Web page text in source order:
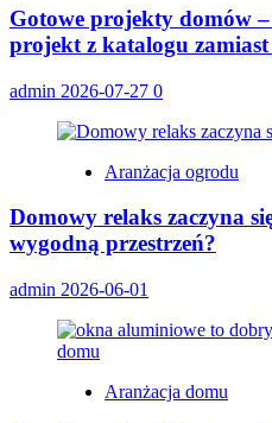
Gotowe projekty domów
projekt z katalogu
admin 2026-07-27 0
Aranżacja ogrodu
Domowy relaks zaczyna
wygodną przestrzeń?
admin 2026-06-01
Aranżacja domu